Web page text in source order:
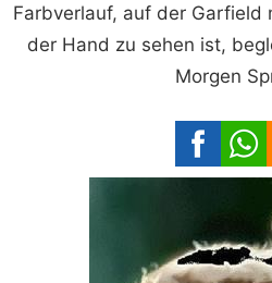
Farbverlauf, auf der Garfield
der Hand zu sehen ist,
Morgen